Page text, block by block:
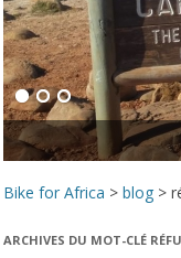
Bike for Africa > blog >
ARCHIVES DU MOT-CLÉ